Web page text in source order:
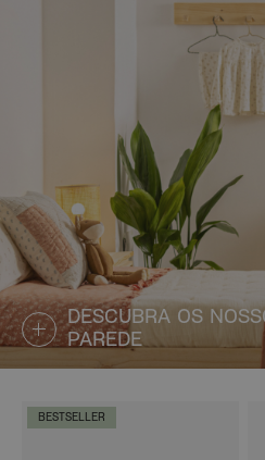
DESCUBRA OS
PAREDE
BESTSELLER